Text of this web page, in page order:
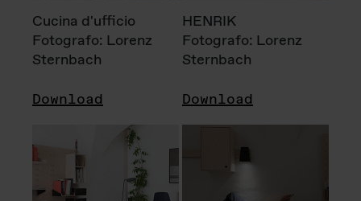
Cucina d'ufficio
Fotografo: Lorenz
Sternbach
Download
HENRIK
Fotografo: Lorenz
Sternbach
Download